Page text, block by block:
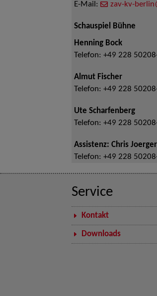
E-Mail:
zav-kv-
Schauspiel Bühne
Henning Bock
Telefon: +49 228
Almut Fischer
Telefon: +49 228
Ute Scharfenberg
Telefon: +49 228
Assistenz: Chris
Telefon: +49 228
Service
Kontakt
Downloads